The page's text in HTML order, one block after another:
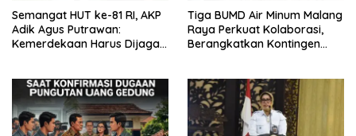
Semangat HUT ke-81 RI, AKP
Adik Agus Putrawan:
Kemerdekaan Harus Dijaga
Tiga BUMD Air Minum Malang
Raya Perkuat Kolaborasi,
Berangkatkan Kontingen